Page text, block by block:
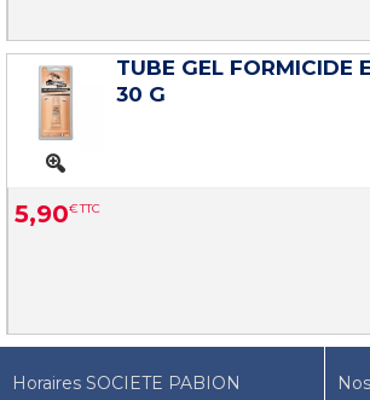
TUBE GEL FORMICIDE
30 G
5,90€TTC
Horaires SOCIETE PABION